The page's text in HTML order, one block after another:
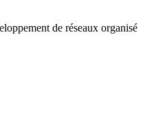
de réseaux organisé